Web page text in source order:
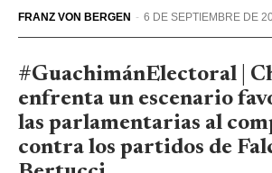
FRANZ VON BERGEN - 6 DE SEPTIEMBRE DE
#GuachimánElectoral |
enfrenta un escenario
las parlamentarias al
contra los partidos de